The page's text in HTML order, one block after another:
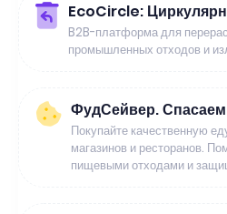
EcoCircle:
B2B-платформа для
промышленных отходов и
ФудСейвер.
Покупайте качественную
магазинов и ресторанов.
пищевыми отходами и